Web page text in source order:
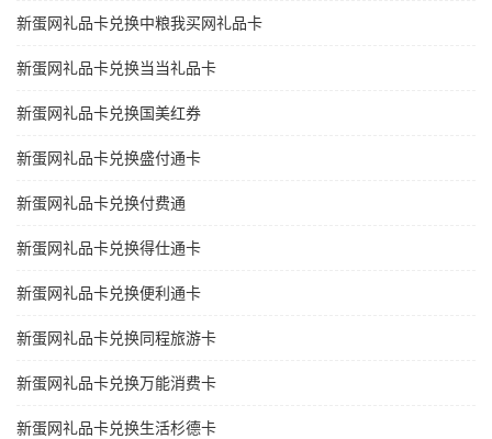
新蛋网礼品卡兑换中粮我买网礼品卡
新蛋网礼品卡兑换当当礼品卡
新蛋网礼品卡兑换国美红券
新蛋网礼品卡兑换盛付通卡
新蛋网礼品卡兑换付费通
新蛋网礼品卡兑换得仕通卡
新蛋网礼品卡兑换便利通卡
新蛋网礼品卡兑换同程旅游卡
新蛋网礼品卡兑换万能消费卡
新蛋网礼品卡兑换生活杉德卡